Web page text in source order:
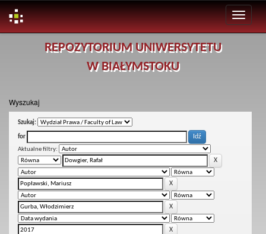
REPOZYTORIUM UNIWERSYTETU
W BIAŁYMSTOKU
Wyszukaj
Szukaj:
for
Aktualne filtry: